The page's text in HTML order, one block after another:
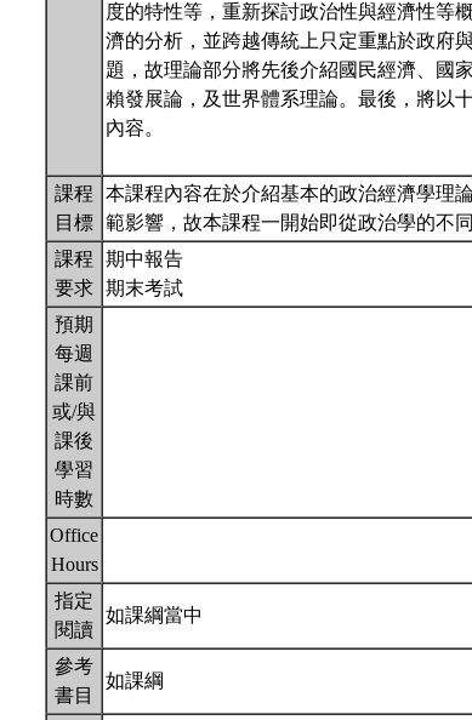
度的特性等，重新探討政治性與經濟性等
濟的分析，並跨越傳統上只定重點於政府
題，故理論部分將先後介紹國民經濟、國
賴發展論，及世界體系理論。最後，將以
內容。
課程
目標
本課程內容在於介紹基本的政治經濟學理
範影響，故本課程一開始即從政治學的不
課程
要求
期中報告
期末考試
預期
每週
課前
或/與
課後
學習
時數
Office
Hours
指定
閱讀
如課綱當中
參考
書目
如課綱